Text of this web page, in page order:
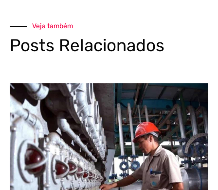
Veja também
Posts Relacionados